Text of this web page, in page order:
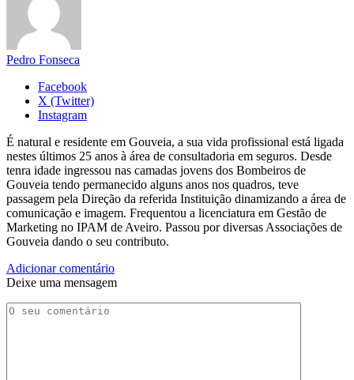
Pedro Fonseca
Facebook
X (Twitter)
Instagram
É natural e residente em Gouveia, a sua vida profissional está ligada
nestes últimos 25 anos à área de consultadoria em seguros. Desde
tenra idade ingressou nas camadas jovens dos Bombeiros de
Gouveia tendo permanecido alguns anos nos quadros, teve
passagem pela Direção da referida Instituição dinamizando a área de
comunicação e imagem. Frequentou a licenciatura em Gestão de
Marketing no IPAM de Aveiro. Passou por diversas Associações de
Gouveia dando o seu contributo.
Adicionar comentário
Deixe uma mensagem